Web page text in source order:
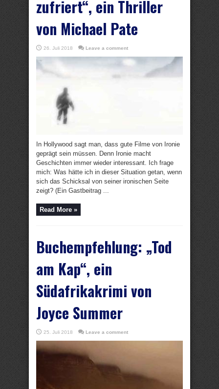
zufriert“, ein Thriller
von Michael Pate
26. Juli 2018 Leave a comment
In Hollywood sagt man, dass gute Filme von Ironie
geprägt sein müssen. Denn Ironie macht
Geschichten immer wieder interessant. Ich frage
mich: Was hätte ich in dieser Situation getan, wenn
sich das Schicksal von seiner ironischen Seite
zeigt? (Ein Gastbeitrag ...
Read More »
Buchempfehlung: „Tod
am Kap“, ein
Südafrikakrimi von
Joyce Summer
25. Juli 2018 Leave a comment